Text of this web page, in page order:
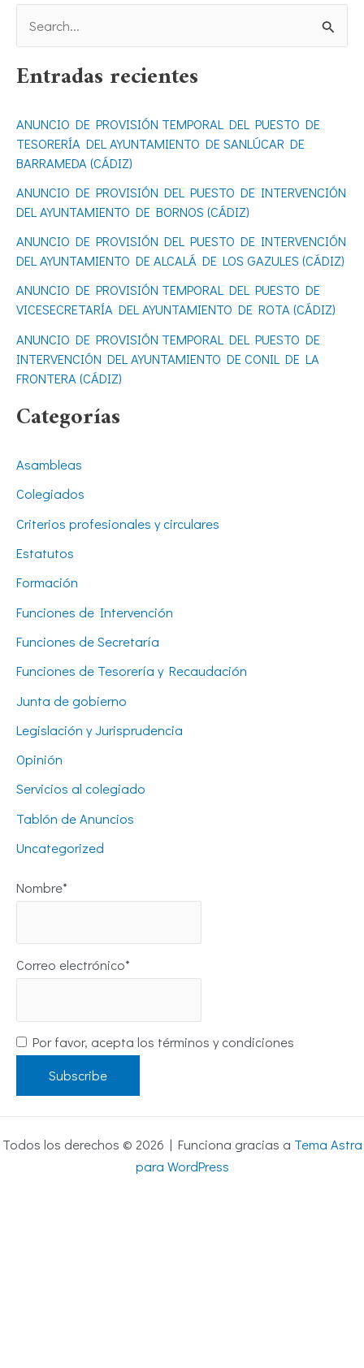
s
a
r
p
o
r
:
Entradas recientes
ANUNCIO DE PROVISIÓN TEMPORAL DEL PUESTO DE
TESORERÍA DEL AYUNTAMIENTO DE SANLÚCAR DE
BARRAMEDA (CÁDIZ)
ANUNCIO DE PROVISIÓN DEL PUESTO DE INTERVENCIÓN
DEL AYUNTAMIENTO DE BORNOS (CÁDIZ)
ANUNCIO DE PROVISIÓN DEL PUESTO DE INTERVENCIÓN
DEL AYUNTAMIENTO DE ALCALÁ DE LOS GAZULES (CÁDIZ)
ANUNCIO DE PROVISIÓN TEMPORAL DEL PUESTO DE
VICESECRETARÍA DEL AYUNTAMIENTO DE ROTA (CÁDIZ)
ANUNCIO DE PROVISIÓN TEMPORAL DEL PUESTO DE
INTERVENCIÓN DEL AYUNTAMIENTO DE CONIL DE LA
FRONTERA (CÁDIZ)
Categorías
Asambleas
Colegiados
Criterios profesionales y circulares
Estatutos
Formación
Funciones de Intervención
Funciones de Secretaría
Funciones de Tesorería y Recaudación
Junta de gobierno
Legislación y Jurisprudencia
Opinión
Servicios al colegiado
Tablón de Anuncios
Uncategorized
Nombre*
Correo electrónico*
Por favor, acepta los términos y condiciones
Todos los derechos © 2026 | Funciona gracias a Tema Astra
para WordPress